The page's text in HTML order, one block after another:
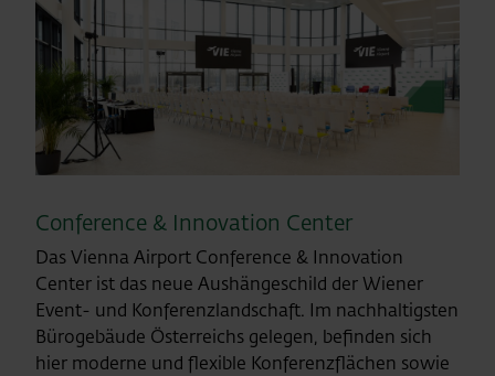
Conference & Innovation Center
Das Vienna Airport Conference & Innovation
Center ist das neue Aushängeschild der Wiener
Event- und Konferenzlandschaft. Im nachhaltigsten
Bürogebäude Österreichs gelegen, befinden sich
hier moderne und flexible Konferenzflächen sowie